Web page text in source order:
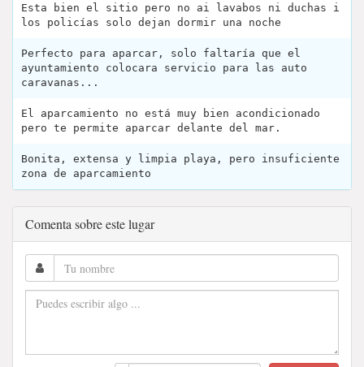
Esta bien el sitio pero no ai lavabos ni duchas i
los policías solo dejan dormir una noche
Perfecto para aparcar, solo faltaría que el
ayuntamiento colocara servicio para las auto
caravanas...
El aparcamiento no está muy bien acondicionado
pero te permite aparcar delante del mar.
Bonita, extensa y limpia playa, pero insuficiente
zona de aparcamiento
Comenta sobre este lugar